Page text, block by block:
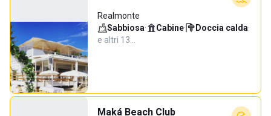
Realmonte
Sabbiosa· Cabine· Doccia calda·
e altri 13…
Maká Beach Club